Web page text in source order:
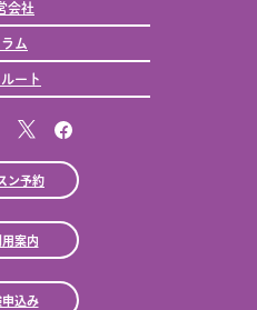
会社
ラム
ルート
ン予約
案内
込み